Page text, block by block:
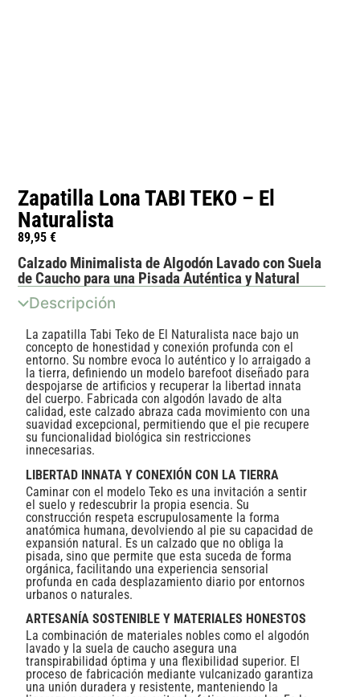
Zapatilla Lona TABI TEKO – El
Naturalista
89,95€
Calzado Minimalista de Algodón Lavado con Suela
de Caucho para una Pisada Auténtica y Natural
Descripción
La zapatilla Tabi Teko de El Naturalista nace bajo un
concepto de honestidad y conexión profunda con el
entorno. Su nombre evoca lo auténtico y lo arraigado a
la tierra, definiendo un modelo barefoot diseñado para
despojarse de artificios y recuperar la libertad innata
del cuerpo. Fabricada con algodón lavado de alta
calidad, este calzado abraza cada movimiento con una
suavidad excepcional, permitiendo que el pie recupere
su funcionalidad biológica sin restricciones
innecesarias.
LIBERTAD INNATA Y CONEXIÓN CON LA TIERRA
Caminar con el modelo Teko es una invitación a sentir
el suelo y redescubrir la propia esencia. Su
construcción respeta escrupulosamente la forma
anatómica humana, devolviendo al pie su capacidad de
expansión natural. Es un calzado que no obliga la
pisada, sino que permite que esta suceda de forma
orgánica, facilitando una experiencia sensorial
profunda en cada desplazamiento diario por entornos
urbanos o naturales.
ARTESANÍA SOSTENIBLE Y MATERIALES HONESTOS
La combinación de materiales nobles como el algodón
lavado y la suela de caucho asegura una
transpirabilidad óptima y una flexibilidad superior. El
proceso de fabricación mediante vulcanizado garantiza
una unión duradera y resistente, manteniendo la